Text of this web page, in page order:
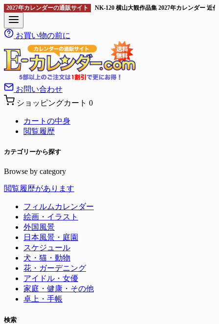
2027年カレンダーの通販サイト NK-120 横山大観作品集 2027年カレンダー 近
お買い物の前に
お問い合わせ
ショッピングカート 0
カートの中身
閲覧履歴
カテゴリーから探す
Browse by category
閲覧履歴があります
フィルムカレンダー
絵画・イラスト
外国風景
日本風景・庭園
スケジュール
犬・猫・動物
花・ガーデニング
アイドル・女優
家庭・健康・その他
卓上・手帳
検索